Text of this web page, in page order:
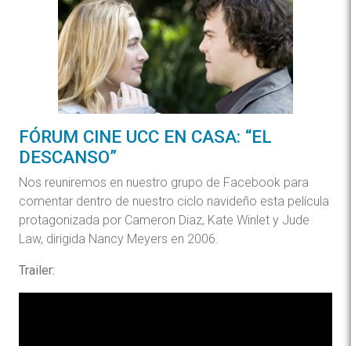
FÓRUM CINE UCC EN CASA: “EL
DESCANSO”
Nos reuniremos en nuestro grupo de Facebook para
comentar dentro de nuestro ciclo navideño esta película
protagonizada por Cameron Diaz, Kate Winlet y Jude
Law, dirigida Nancy Meyers en 2006.
Trailer: